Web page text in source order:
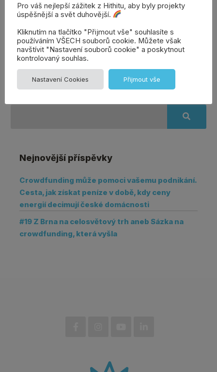
Přidat
Denisa | Věrozvěst
Hithitu
Nejnovější příspěvky
Crowdfunding může pomoci vašemu podnikání.
Cesta, jak získat peníze v době, kdy ceny
energií decimují české domácnosti
#19 Z Brna na celosvětový trh aneb Sázka na
crowdfunding, která vyšla
Pro váš nejlepší zážitek z Hithitu, aby byly projekty
úspěšnější a svět duhovější.
Kliknutím na tlačítko "Přijmout vše" souhlasíte s
používáním VŠECH souborů cookie. Můžete však
navštívit "Nastavení souborů cookie" a poskytnout
kontrolovaný souhlas.
Nastavení Cookies Přijmout vše